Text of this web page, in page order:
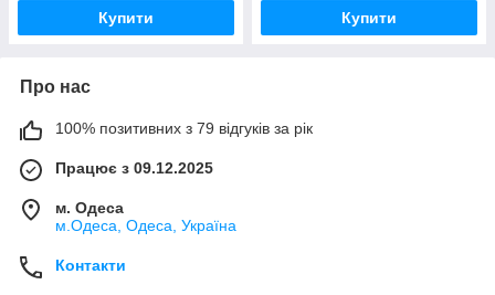
Купити Купити
Про нас
100% позитивних з 79 відгуків за рік
Працює з 09.12.2025
м. Одеса
м.Одеса, Одеса, Україна
Контакти